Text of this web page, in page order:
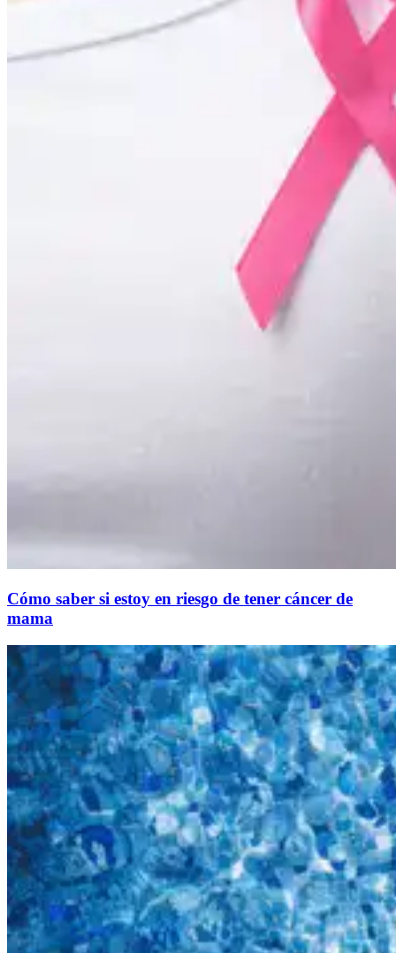
Cómo saber si estoy en riesgo de tener cáncer de
mama